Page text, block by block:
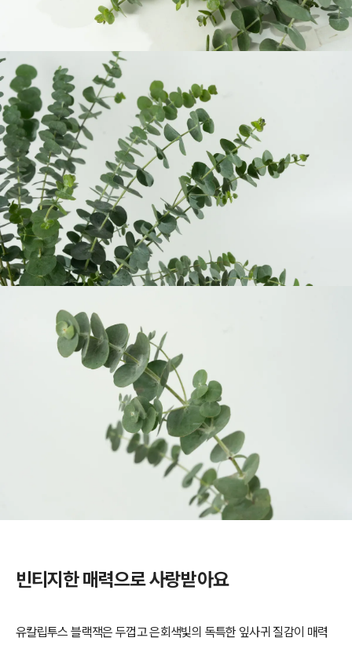
빈티지한 매력으로 사랑받아요
유칼립투스 블랙잭은 두껍고 은회색빛의 독특한 잎사귀 질감이 매력